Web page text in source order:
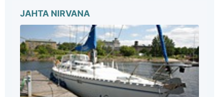
JAHTA NIRVANA